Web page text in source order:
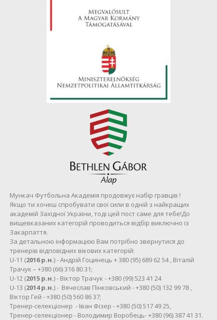
Мункач Футбольна Академія продовжує набір гравців !
Якщо ти хочеш спробувати свої сили в одній з найкращих
академій Західної України, тоді цей пост саме для тебе!До
вищевказаних категорій проводиться відбір виключно із
Закарпаття.
За детальною інформацією Вам потрібно звернутися до
тренерів відповідних вікових категорій:
U-11 (2016 р.н.) - Андрій Гоцинець + 380 (95) 689 62 54 , Віталій
Трачук – +380 (66) 316 80 31;
U-12 (2015 р.н.) - Віктор Трачук - +380 (99) 523 41 24
U-13 (2014 р.н.) - Вячеслав Пінковський - +380 (50) 132 99 78 ,
Віктор Гей - +380 (50) 560 86 37;
Тренер-селекціонер - Іван Фізер - +380 (50) 517 49 25,
Тренер-селекціонер - Володимир Воробець- +380 (96) 387 41 31.